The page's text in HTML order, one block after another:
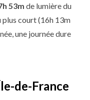
53m de lumière du
plus court (16h 13m
une journée dure
de-France